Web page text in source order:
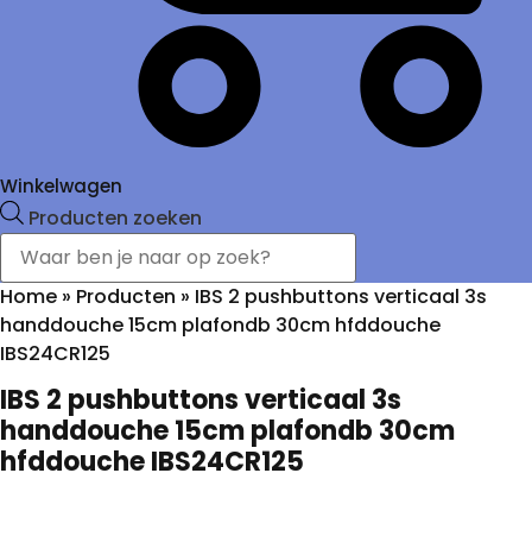
Winkelwagen
Producten zoeken
Home » Producten » IBS 2 pushbuttons verticaal 3s
handdouche 15cm plafondb 30cm hfddouche
IBS24CR125
IBS 2 pushbuttons verticaal 3s
handdouche 15cm plafondb 30cm
hfddouche IBS24CR125